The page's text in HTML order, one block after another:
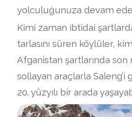
yolculuğunuza devam
Kimi zaman ibtidai
tarlasını süren köylüler,
Afganistan şartlarında son
sollayan araçlarla Saleng’i
20. yüzyılı bir arada